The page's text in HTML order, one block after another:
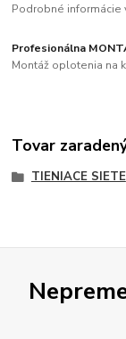
Podrobné informácie
Profesionálna
Montáž oplotenia na
Tovar
TIENIACE SIETE